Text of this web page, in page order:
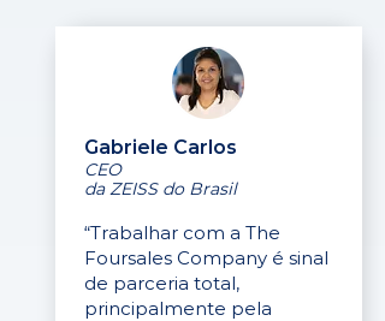
Gabriele Carlos
CEO
da ZEISS do Brasil
“Trabalhar com a The
Foursales Company é sinal
de parceria total,
principalmente pela